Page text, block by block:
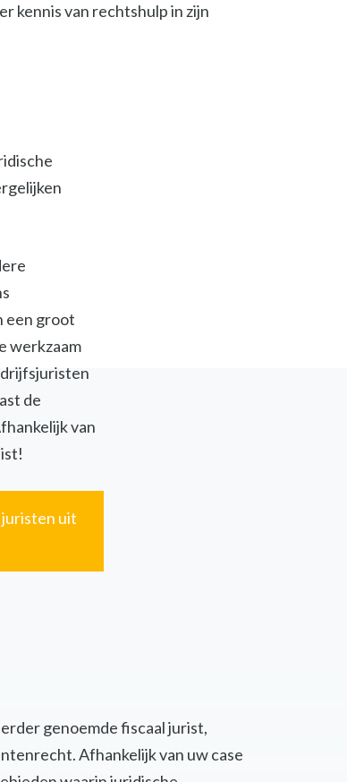
kennis van rechtshulp in zijn
een groot
werkzaam
de
van
uit
genoemde fiscaal jurist,
Afhankelijk van uw case